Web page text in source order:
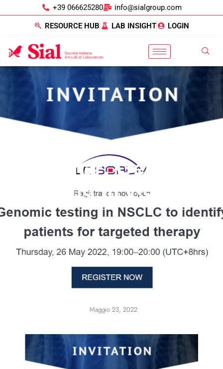
+39 066625280 info@sialgroup.com
RESOURCE HUB LAB INSIGHT LOGIN
Webinar: Genomic
Testing In NSCLC
Maggio 23, 2022